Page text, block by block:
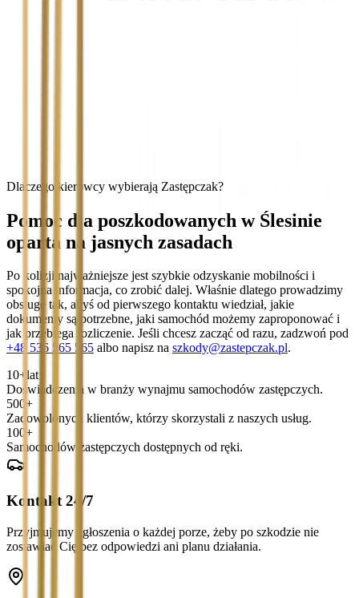
Dlaczego kierowcy wybierają Zastępczak?
Pomoc dla poszkodowanych w Ślesinie
oparta na jasnych zasadach
Po kolizji najważniejsze jest szybkie odzyskanie mobilności i
spokojna informacja, co zrobić dalej. Właśnie dlatego prowadzimy
obsługę tak, abyś od pierwszego kontaktu wiedział, jakie
dokumenty są potrzebne, jaki samochód możemy zaproponować i
jak przebiega rozliczenie. Jeśli chcesz zacząć od razu, zadzwoń pod
+48 536 565 565 albo napisz na szkody@zastepczak.pl.
10+ lat
Doświadczenia w branży wynajmu samochodów zastępczych.
500+
Zadowolonych klientów, którzy skorzystali z naszych usług.
100+
Samochodów zastępczych dostępnych od ręki.
Kontakt 24/7
Przyjmujemy zgłoszenia o każdej porze, żeby po szkodzie nie
zostawiać Cię bez odpowiedzi ani planu działania.